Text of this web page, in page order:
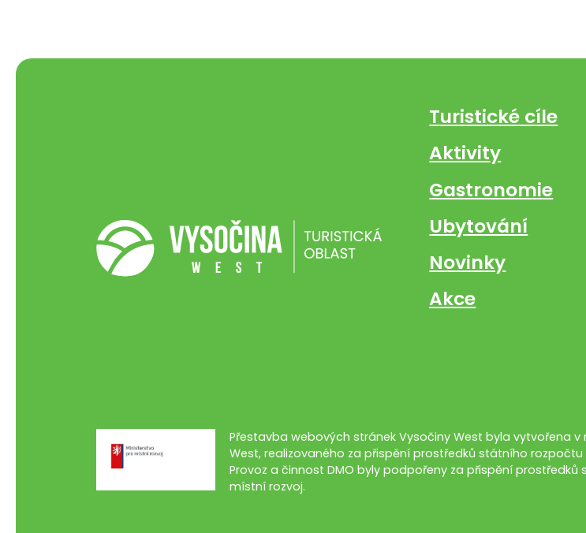
Turistické cíle
Aktivity
Gastronomie
Ubytování
Novinky
Akce
Přestavba webových stránek Vysočiny West byla vytvořena
West, realizovaného za přispění prostředků státního
Provoz a činnost DMO byly podpořeny za přispění
místní rozvoj.